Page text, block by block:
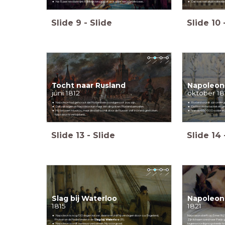
Na 15 jaar revolutie lijkt Frankrijk terug bij af: er is weer één man de baas.
Slide 9 - Slide
Dat was niet altijd
Slide 10
Tocht naar Rusland
juni 1812
Napoleon had gehoopt dat Rusland een bondgenoot zou zijn.
Dat valt tegen en Napoleon kan maar één ding doen: Rusland aanvallen.
Hij verovert Moskou, maar de stad wordt door de Russen zelf in brandgestoken.
Napoleon is verbijsterd...
Slide 13 - Slide
oktober
Rusland wordt zijn
De Russische tactiek én
Van de 680.000 soldaten,
Slide 14
Slag bij Waterloo
1815
Napoleon is nog 100 dagen keizer, daarna wordt hij verslagen door o.a. Engeland,
Pruisen en de Nederlanden in deSlag bij Waterloo(B).
Napoleon wordt opnieuw verbannen. Nu voorgoed.
1821
Napoleon sterft op 5 mei
Zijn lichaam werd naar
tegenwoordig nog steeds te